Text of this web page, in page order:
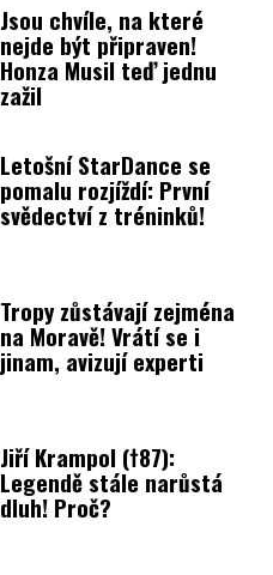
Jsou chvíle, na které
nejde být připraven!
Honza Musil teď jednu
zažil
Letošní StarDance se
pomalu rozjíždí: První
svědectví z tréninků!
Tropy zůstávají zejména
na Moravě! Vrátí se i
jinam, avizují experti
Jiří Krampol (†87):
Legendě stále narůstá
dluh! Proč?